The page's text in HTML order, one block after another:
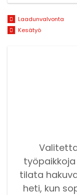
Laadunvalvonta
Kesätyö
tilata
heti, kun